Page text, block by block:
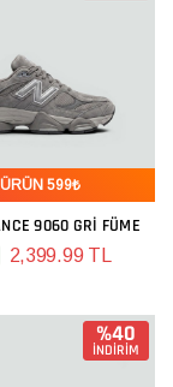
599₺
9060 GRI FÜME
2,399.99 TL
%40
İNDİRİM